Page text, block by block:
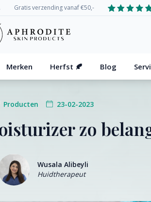
Gratis verzending vanaf €50,-
Merken Herfst 🍂 Blog
Producten 23-02-2023
zo
Wusala Alibeyli
Huidtherapeut